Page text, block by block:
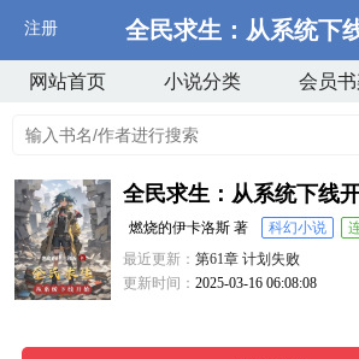
注册 全民求生：从系统下
网站首页 小说分类 会员
全民求生：从系统下线
燃烧的伊卡洛斯 著 科幻小说
最近更新：第61章 计划失败
更新时间：2025-03-16 06:08:08